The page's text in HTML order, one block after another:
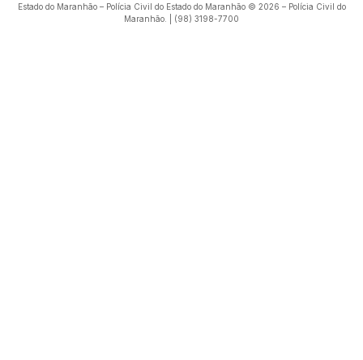
Estado do Maranhão – Polícia Civil do Estado do Maranhão © 2026 – Polícia Civil do
Maranhão. | (98) 3198-7700